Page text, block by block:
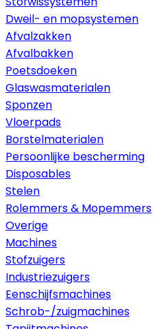
Dweil- en mopsystemen
Afvalzakken
Afvalbakken
Poetsdoeken
Glaswasmaterialen
Sponzen
Vloerpads
Borstelmaterialen
Persoonlijke bescherming
Disposables
Stelen
Rolemmers & Mopemmers
Overige
Machines
Stofzuigers
Industriezuigers
Eenschijfsmachines
Schrob-/zuigmachines